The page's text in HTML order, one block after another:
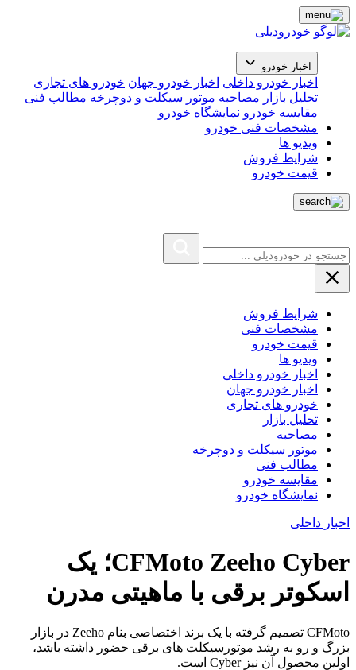
اخبار خودرو
اخبار خودرو داخلی اخبار خودرو جهان خودرو های تجاری
تحلیل بازار مصاحبه موتور سیکلت و دوچرخه مطالب فنی
مقایسه خودرو نمایشگاه خودرو
مشخصات فنی خودرو
ویدیو ها
شرایط فروش
قیمت خودرو
شرایط فروش
مشخصات فنی
قیمت خودرو
ویدیو ها
اخبار خودرو داخلی
اخبار خودرو جهان
خودرو های تجاری
تحلیل بازار
مصاحبه
موتور سیکلت و دوچرخه
مطالب فنی
مقایسه خودرو
نمایشگاه خودرو
اخبار داخلی
CFMoto Zeeho Cyber؛ یک
اسکوتر برقی با ماهیتی مدرن
CFMoto تصمیم گرفته با یک برند اختصاصی بنام Zeeho در بازار
بزرگ و رو به رشد موتورسیکلت های برقی حضور داشته باشد،
اولین محصول آن نیز Cyber است.